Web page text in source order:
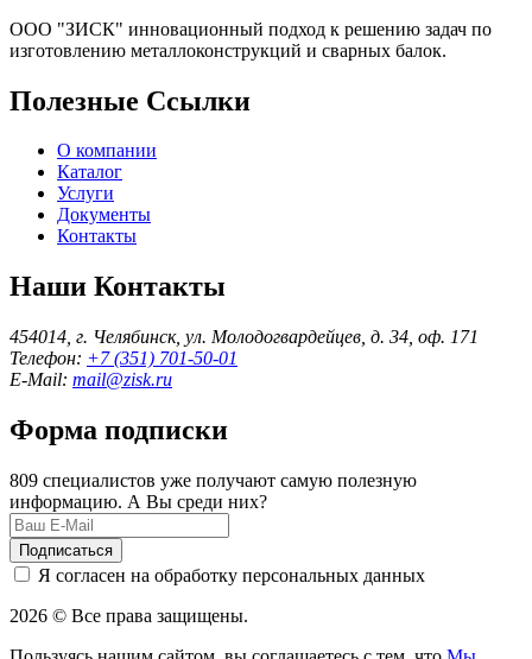
ООО "ЗИСК" инновационный подход к решению задач по
изготовлению металлоконструкций и сварных балок.
Полезные Ссылки
О компании
Каталог
Услуги
Документы
Контакты
Наши Контакты
454014, г. Челябинск, ул. Молодогвардейцев, д. 34, оф. 171
Телефон: +7 (351) 701-50-01
E-Mail: mail@zisk.ru
Форма подписки
809 специалистов уже получают самую полезную
информацию. А Вы среди них?
Подписаться
Я согласен на обработку персональных данных
2026 © Все права защищены.